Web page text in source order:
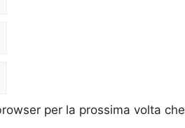
per la prossima volta che